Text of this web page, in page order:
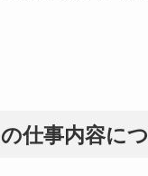
仕事内容に